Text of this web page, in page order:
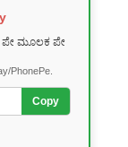
ಮೂಲಕ ಪೇ
PhonePe.
Copy